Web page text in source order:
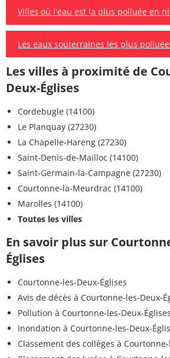
Villes où l'eau est la plus polluée en
Les eaux souterraines les plus
Les villes à proximité de
Deux-Églises
Cordebugle (14100)
Le Planquay (27230)
La Chapelle-Hareng (27230)
Saint-Denis-de-Mailloc (14100)
Saint-Germain-la-Campagne (27230)
Courtonne-la-Meurdrac (14100)
Marolles (14100)
Toutes les villes
En savoir plus sur
Églises
Courtonne-les-Deux-Églises
Avis de décès à Courtonne-les-Deux-
Pollution à Courtonne-les-Deux-Églises
Inondation à Courtonne-les-Deux-
Classement des collèges à